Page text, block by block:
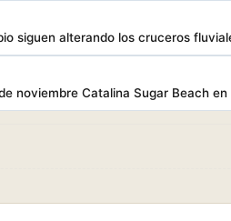
siguen alterando los cruceros
noviembre Catalina Sugar Beach